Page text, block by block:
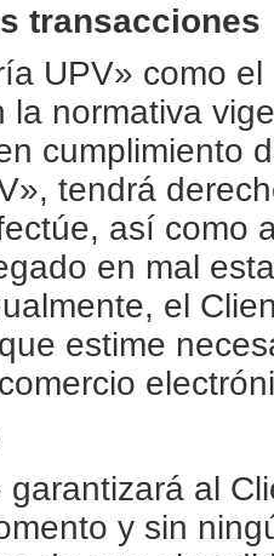
transacciones
UPV» como
la normativa
cumplimiento
tendrá
así como
en mal
el
estime
al
y sin